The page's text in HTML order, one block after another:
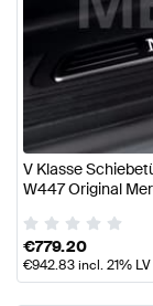
V Klasse
W447 Original
€779.20
€942.83incl. 21% LV